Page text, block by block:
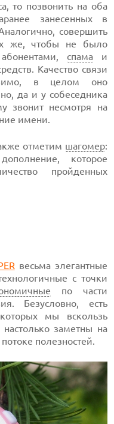
то позвонить на оба
занесенных в
совершить
же, чтобы не было
спамаи
Качество связи
в целом оно
да и у собеседника
звонит несмотря на
имени.
отметим шагомер:
которое
пройденных
весьма элегантные
с точки
по части
Безусловно, есть
мы вскользь
заметны на
полезностей.